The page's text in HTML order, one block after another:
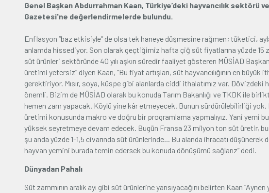
Genel Başkan Abdurrahman Kaan, Türkiye’deki hayvancılık sektörü
Gazetesi'ne değerlendirmelerde bulundu.
Enflasyon “baz etkisiyle” de olsa tek haneye düşmesine rağmen; tüketici,
anlamda hissediyor. Son olarak geçtiğimiz hafta çiğ süt fiyatlarına yüzde 15
süt ürünleri sektöründe 40 yılı aşkın süredir faaliyet gösteren MÜSİAD
üretimi yetersiz” diyen Kaan, “Bu fiyat artışları, süt hayvancılığının en
gerektiriyor. Mısır, soya, küspe gibi alanlarda ciddi ithalatımız var. Dövizdeki
önemli. Bizim de MÜSİAD olarak bu konuda Tarım Bakanlığı ve TKDK ile
hemen zam yapacak. Köylü yine kâr etmeyecek. Bunun sürdürülebilirliği
üretimi konusunda makro ve doğru bir programlama yapmalıyız. Yani yemi
yüksek seyretmeye devam edecek. Bugün Fransa 23 milyon ton süt üretir,
şu anda yüzde 1-1,5 civarında süt ürünlerinde... Bu alanda ihracatı
hayvan yemini burada temin edersek bu konuda dönüşümü sağlarız” dedi.
Dünyadan Pahalı
Süt zammının aralık ayı gibi süt ürünlerine yansıyacağını belirten Kaan